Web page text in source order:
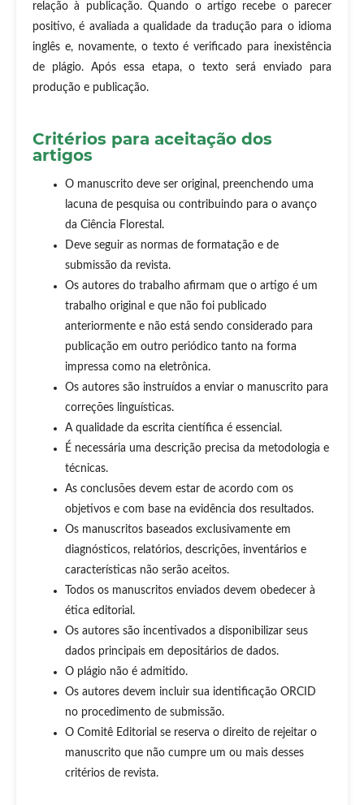
relação à publicação. Quando o artigo recebe o parecer
positivo, é avaliada a qualidade da tradução para o idioma
inglês e, novamente, o texto é verificado para inexistência
de plágio. Após essa etapa, o texto será enviado para
produção e publicação.
Critérios para aceitação dos
artigos
O manuscrito deve ser original, preenchendo uma
lacuna de pesquisa ou contribuindo para o avanço
da Ciência Florestal.
Deve seguir as normas de formatação e de
submissão da revista.
Os autores do trabalho afirmam que o artigo é um
trabalho original e que não foi publicado
anteriormente e não está sendo considerado para
publicação em outro periódico tanto na forma
impressa como na eletrônica.
Os autores são instruídos a enviar o manuscrito para
correções linguísticas.
A qualidade da escrita científica é essencial.
É necessária uma descrição precisa da metodologia e
técnicas.
As conclusões devem estar de acordo com os
objetivos e com base na evidência dos resultados.
Os manuscritos baseados exclusivamente em
diagnósticos, relatórios, descrições, inventários e
características não serão aceitos.
Todos os manuscritos enviados devem obedecer à
ética editorial.
Os autores são incentivados a disponibilizar seus
dados principais em depositários de dados.
O plágio não é admitido.
Os autores devem incluir sua identificação ORCID
no procedimento de submissão.
O Comitê Editorial se reserva o direito de rejeitar o
manuscrito que não cumpre um ou mais desses
critérios de revista.